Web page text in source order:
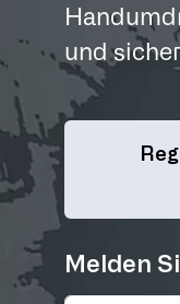
und
Melden